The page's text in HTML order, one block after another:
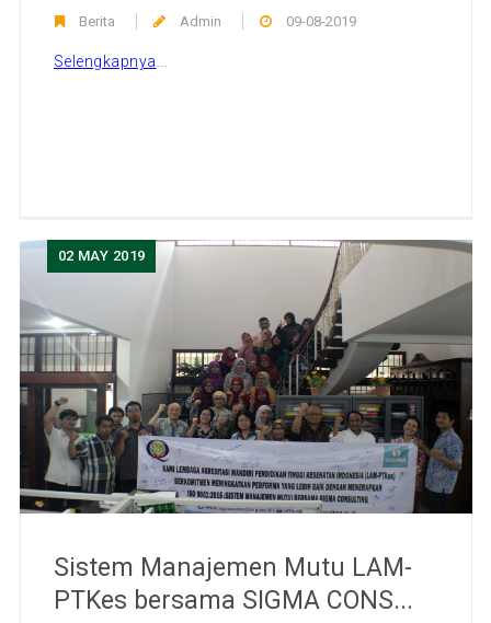
Berita Admin 09-08-2019
Selengkapnya
02 MAY 2019
Sistem Manajemen Mutu LAM-
PTKes bersama SIGMA CONS...